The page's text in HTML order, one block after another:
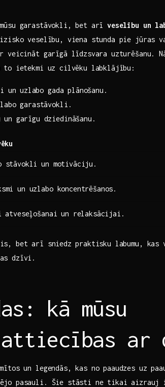
garastāvokli, bet arīveselību un
veselību, viena stunda pie jūras
‌garīgā līdzsvara uzturēšanu.
to ⁤ietekmi uz cilvēku labklājību:
⁣uzlabo gada plānošanu.
garastāvokli.
garīgu dziedināšanu.
stāvokli un motivāciju.
un uzlabo koncentrēšanos.
atveseļošanai un relaksācijai.
bet arī sniedz ⁤praktisku labumu, kas
dzīvi.
kā mūsu
ar
un legendās, kas no paaudzes uz
pasauli. Šie stāsti ne tikai